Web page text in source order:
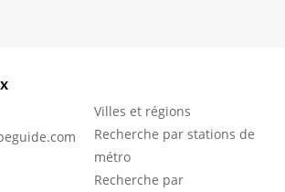
Villes et régions
Recherche par stations de
métro
Recherche par